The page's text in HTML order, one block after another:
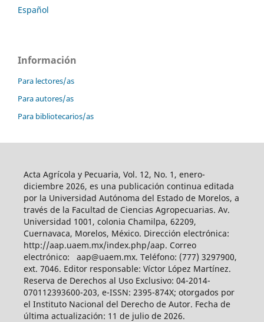
Español
Información
Para lectores/as
Para autores/as
Para bibliotecarios/as
Acta Agrícola y Pecuaria, Vol. 12, No. 1, enero-
diciembre 2026, es una publicación continua editada
por la Universidad Autónoma del Estado de Morelos, a
través de la Facultad de Ciencias Agropecuarias. Av.
Universidad 1001, colonia Chamilpa, 62209,
Cuernavaca, Morelos, México. Dirección electrónica:
http://aap.uaem.mx/index.php/aap. Correo
electrónico: aap@uaem.mx. Teléfono: (777) 3297900,
ext. 7046. Editor responsable: Víctor López Martínez.
Reserva de Derechos al Uso Exclusivo: 04-2014-
070112393600-203, e-ISSN: 2395-874X; otorgados por
el Instituto Nacional del Derecho de Autor. Fecha de
última actualización: 11 de julio de 2026.